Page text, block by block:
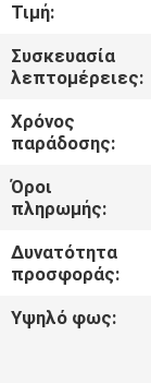
ΕΛΆΤΕ
ΣΕ
ΕΠΑΦΉ
ΜΕ
ΖΗΤΉΣΤΕ
ΈΝΑ
Τιμή:
Συσκευασία
λεπτομέρειες:
Χρόνος
παράδοσης:
Όροι
πληρωμής:
Δυνατότητα
προσφοράς:
Υψηλό φως: